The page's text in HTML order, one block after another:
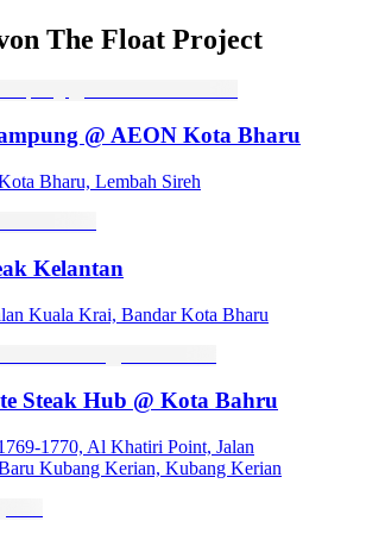
The Float Project
@ AEON Kota Bharu
Bharu, Lembah Sireh
Kelantan
Kuala Krai, Bandar Kota Bharu
Steak Hub @ Kota Bahru
1770, Al Khatiri Point, Jalan
Kubang Kerian, Kubang Kerian